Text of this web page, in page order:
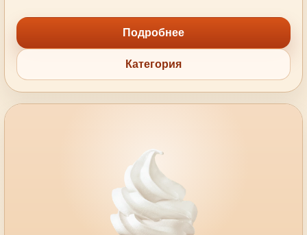
Подробнее
Категория